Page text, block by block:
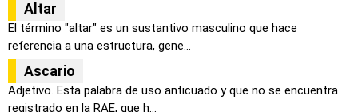
Altar
El término "altar" es un sustantivo masculino que hace
referencia a una estructura, gene...
Ascario
Adjetivo. Esta palabra de uso anticuado y que no se encuentra
registrado en la RAE, que h...